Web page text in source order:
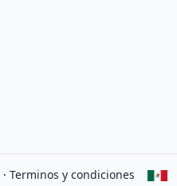
· Terminos y condiciones